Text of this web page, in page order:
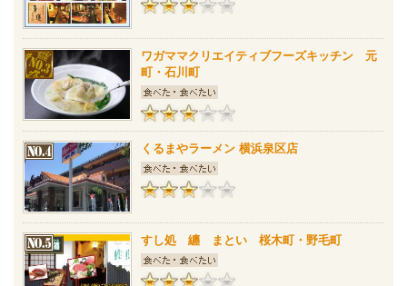
ワガママクリエイティブフーズキッチン 元
町・石川町
くるまやラーメン 横浜泉区店
すし処 纏 まとい 桜木町・野毛町